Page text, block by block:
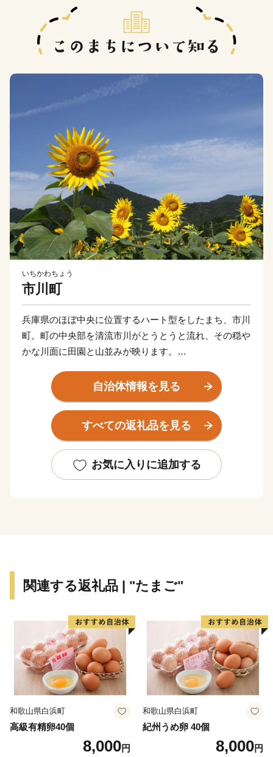
いちかわちょう
市川町
兵庫県のほぼ中央に位置するハート型をしたまち、市川
町。町の中央部を清流市川がとうとうと流れ、その穏や
かな川面に田園と山並みが映ります。
隅養鶏場」”タズミの卵”が紹介されました！
👉 タズミの卵Ｍサイズ【（30個×3か月）】
👉タズミの卵Ｍサイズ【（30個×6か月）】
👉 卵黄で作ったこだわりのマヨネーズ【5個】
👉ふわとろプリン極（KIWAMI）
自治体情報を見る
すべての返礼品を見る
お気に入りに追加する
関連する返礼品 | "たまご"
和歌山県白浜町
高級有精卵40個
8,000円
和歌山県白浜町
紀州うめ卵 40個
8,000円